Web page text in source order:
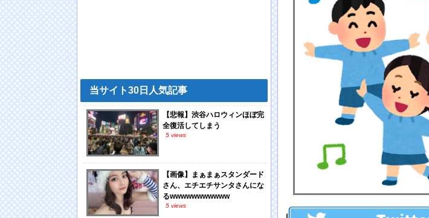
当サイト30日人気記事
【悲報】渋谷ハロウィンほぼ完
全復活してしまう
5 views
【画像】まぁまぁスタンダード
さん、エチエチサンタさんにな
るwwwwwwwwwww
5 views